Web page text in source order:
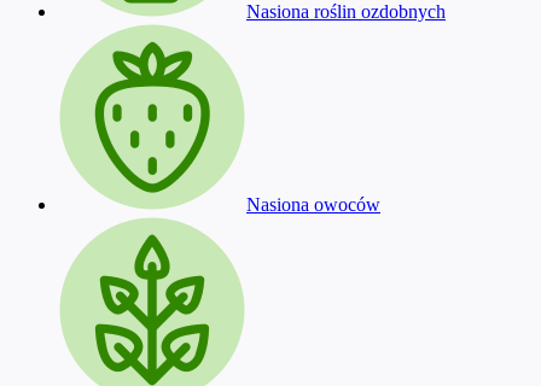
Nasiona roślin ozdobnych
Nasiona owoców